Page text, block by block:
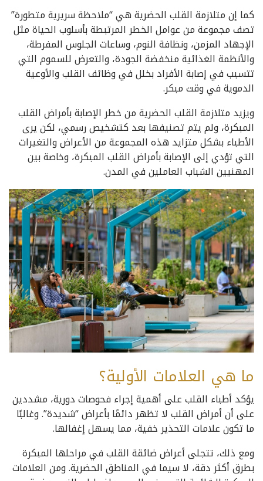
كما إن متلازمة القلب الحضرية هي “ملاحظة سريرية متطورة”
تصف مجموعة من عوامل الخطر المرتبطة بأسلوب الحياة مثل
الإجهاد المزمن، ونظافة النوم، وساعات الجلوس المفرطة،
والأنظمة الغذائية منخفضة الجودة، والتعرض للسموم التي
تتسبب في إصابة الأفراد بخلل في وظائف القلب والأوعية
الدموية في وقت مبكر.
ويزيد متلازمة القلب الحضرية من خطر الإصابة بأمراض القلب
المبكرة، ولم يتم تصنيفها بعد كتشخيص رسمي، لكن يرى
الأطباء بشكل متزايد هذه المجموعة من الأعراض والتغيرات
التي تؤدي إلى الإصابة بأمراض القلب المبكرة، وخاصة بين
المهنيين الشباب العاملين في المدن.
ما هي العلامات الأولية؟
يؤكد أطباء القلب على أهمية إجراء فحوصات دورية، مشددين
على أن أمراض القلب لا تظهر دائمًا بأعراض “شديدة”. وغالبًا
ما تكون علامات التحذير خفية، مما يسهل إغفالها.
ومع ذلك، تتجلى أعراض ضائقة القلب في مراحلها المبكرة
بطرق أكثر دقة، لا سيما في المناطق الحضرية. ومن العلامات